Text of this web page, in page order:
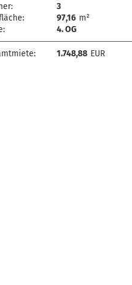
Brandenburg e.
– wir
3
97,16 m²
4. OG
1.748,88 EUR